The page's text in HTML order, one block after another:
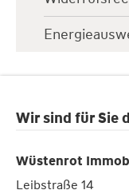
Wir sind für Sie
Wüstenrot
Leibstraße 14